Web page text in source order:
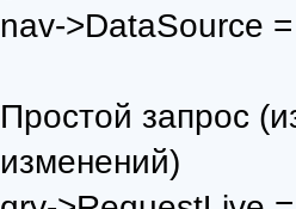
nav->DataSource
Простой запрос
изменений)